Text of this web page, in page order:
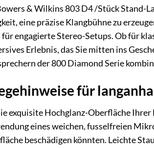
& Wilkins 803 D4 /Stück Stand-
eine präzise Klangbühne zu
engagierte Stereo-Setups. Ob für
Erlebnis, das Sie mitten ins
der 800 Diamond Serie
für
exquisite Hochglanz-Oberfläche
eines weichen, fusselfreien
beschädigen könnten. Leichte